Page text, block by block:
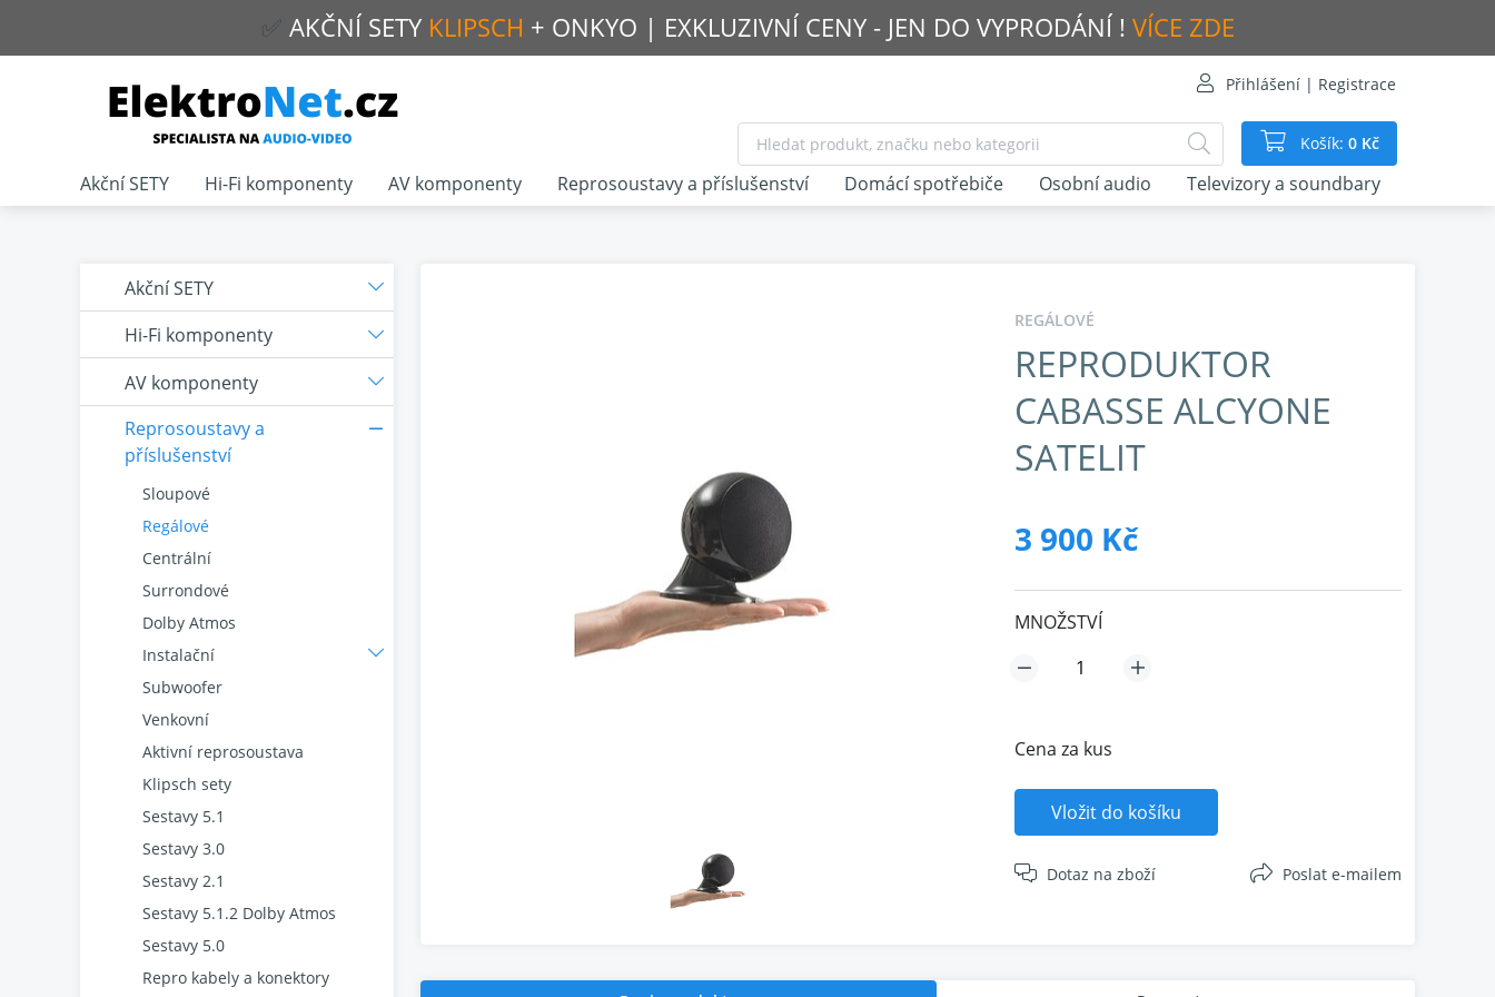
✅ AKČNÍ SETY KLIPSCH + ONKYO | EXKLUZIVNÍ CENY - JEN DO VYPRODÁNÍ ! VÍCE ZDE
Přihlášení | Registrace
Košík: 0 Kč
REGÁLOVÉ
REPRODUKTOR
CABASSE ALCYONE
SATELIT
3 900 Kč
MNOŽSTVÍ
Cena za kus
Vložit do košíku
Dotaz na zboží Poslat e-mailem
Akční SETY
Hi-Fi komponenty
AV komponenty
Reprosoustavy a
příslušenství
Sloupové
Regálové
Centrální
Surrondové
Dolby Atmos
Instalační
Subwoofer
Venkovní
Aktivní reprosoustava
Klipsch sety
Sestavy 5.1
Sestavy 3.0
Sestavy 2.1
Sestavy 5.1.2 Dolby Atmos
Sestavy 5.0
Repro kabely a konektory
Akční SETY Hi-Fi komponenty AV komponenty Reprosoustavy a příslušenství Domácí spotřebiče Osobní audio Televizory a soundbary